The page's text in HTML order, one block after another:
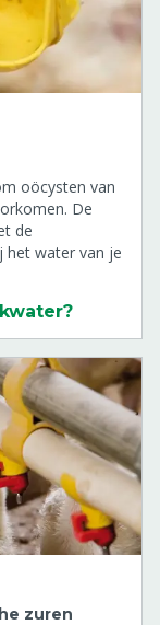
oöcysten van
De
de
het water van je
zuren